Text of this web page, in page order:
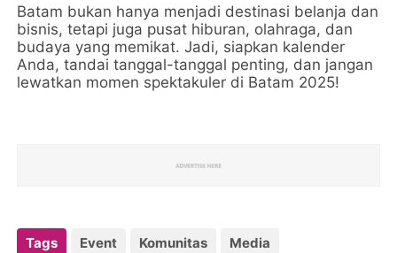
Batam bukan hanya menjadi destinasi belanja dan
bisnis, tetapi juga pusat hiburan, olahraga, dan
budaya yang memikat. Jadi, siapkan kalender
Anda, tandai tanggal-tanggal penting, dan jangan
lewatkan momen spektakuler di Batam 2025!
Tags Event Komunitas Media